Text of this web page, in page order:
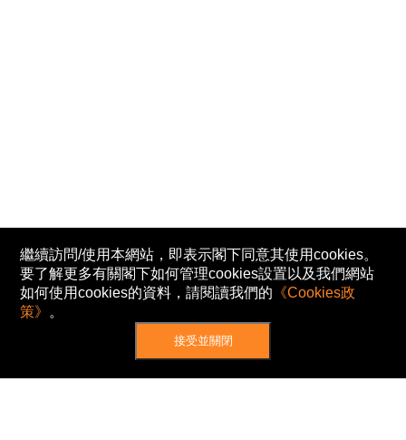
繼續訪問/使用本網站，即表示閣下同意其使用cookies。
要了解更多有關閣下如何管理cookies設置以及我們網站
如何使用cookies的資料，請閱讀我們的 《Cookies政
策》 。
接受並關閉